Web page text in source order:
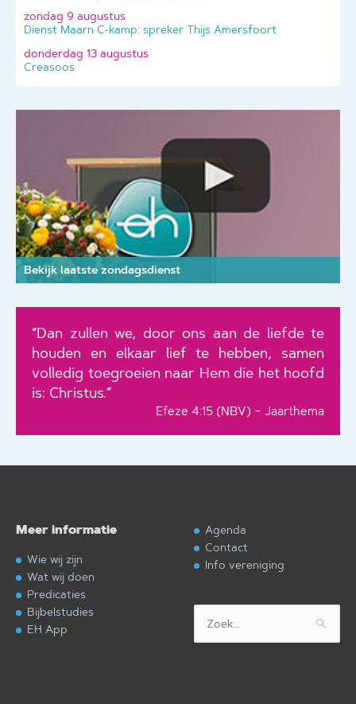
zondag 9 augustus
Dienst Maarn C-kamp: spreker Thijs Amersfoort
donderdag 13 augustus
Creasoos
Bekijk laatste zondagsdienst
“Dan zullen we, door ons aan de liefde te
houden en elkaar lief te hebben, samen
volledig toegroeien naar Hem die het hoofd
is: Christus.”
Efeze 4:15 (NBV) – Jaarthema
Meer informatie
Wie wij zijn
Wat wij doen
Predicaties
Bijbelstudies
EH App
Agenda
Contact
Info vereniging
naar: